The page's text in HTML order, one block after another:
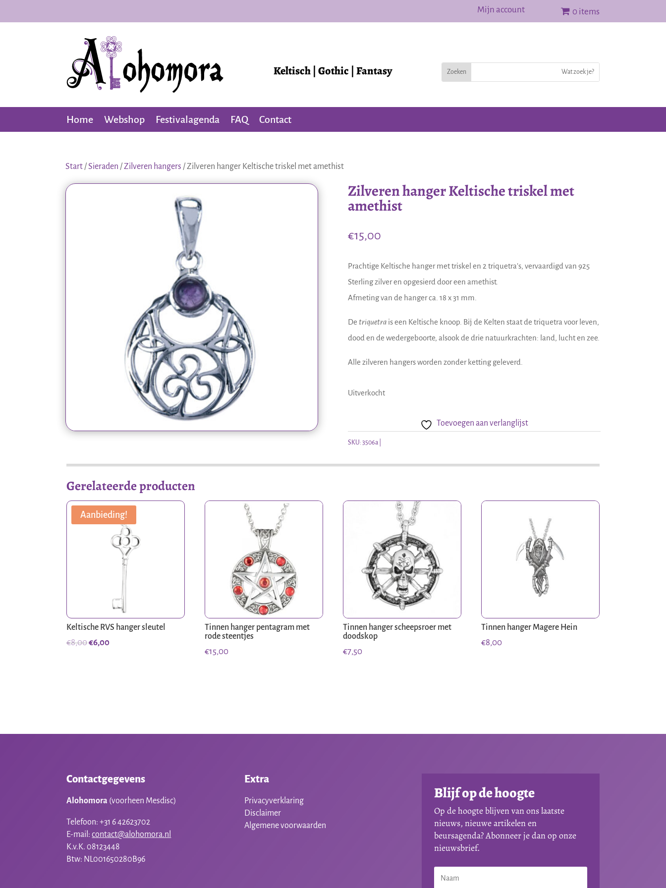
Mijn account 0 items
Keltisch | Gothic | Fantasy
Home Webshop Festivalagenda FAQ Contact
Start /Sieraden /Zilveren hangers / Zilveren hanger Keltische triskel met amethist
Zilveren hanger Keltische triskel met
amethist
€15,00
Prachtige Keltische hanger met triskel en 2 triquetra’s, vervaardigd van 925
Sterling zilver en opgesierd door een amethist.
Afmeting van de hanger ca. 18 x 31 mm.
De triquetra is een Keltische knoop. Bij de Kelten staat de triquetra voor leven,
dood en de wedergeboorte, alsook de drie natuurkrachten: land, lucht en zee.
Alle zilveren hangers worden zonder ketting geleverd.
Uitverkocht
Toevoegen aan verlanglijst
SKU: 3506a
Gerelateerde producten
Aanbieding!
Keltische RVS hanger sleutel
€8,00Oorspronkelijke
€6,00Huidige
Tinnen hanger pentagram met
rode steentjes
€15,00
Tinnen hanger scheepsroer met
doodskop
€7,50
Tinnen hanger Magere Hein
€8,00
Contactgegevens
Alohomora (voorheen Mesdisc)
Telefoon: +31 6 42623702
E-mail:contact@alohomora.nl
K.v.K. 08123448
Btw: NL001650280B96
Extra
Privacyverklaring
Disclaimer
Algemene voorwaarden
Blijf op de hoogte
Op de hoogte blijven van ons laatste
nieuws, nieuwe artikelen en
beursagenda? Abonneer je dan op onze
nieuwsbrief.